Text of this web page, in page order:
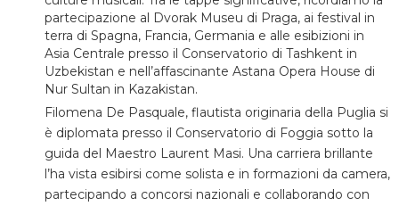
partecipazione al Dvorak Museu di Praga, ai festival in
terra di Spagna, Francia, Germania e alle esibizioni in
Asia Centrale presso il Conservatorio di Tashkent in
Uzbekistan e nell’affascinante Astana Opera House di
Nur Sultan in Kazakistan.
Filomena De Pasquale, flautista originaria della Puglia si
è diplomata presso il Conservatorio di Foggia sotto la
guida del Maestro Laurent Masi. Una carriera brillante
l’ha vista esibirsi come solista e in formazioni da camera,
partecipando a concorsi nazionali e collaborando con